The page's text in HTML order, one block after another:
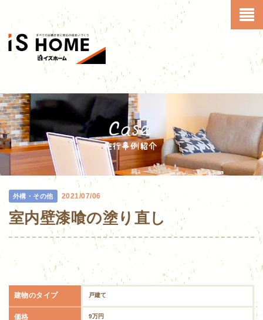
外構・その他 2021/07/06
室内壁漆喰の塗り直し
建物のタイプ 戸建て
価格 9万円